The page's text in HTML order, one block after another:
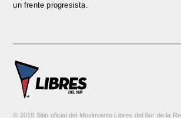
un frente progresista.
© 2018 Sitio oficial del Movimiento Libres del Sur de la